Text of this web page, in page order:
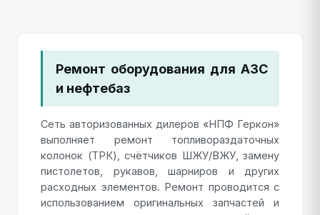
Ремонт оборудования для АЗС
и нефтебаз
Сеть авторизованных дилеров «НПФ Геркон»
выполняет ремонт топливораздаточных
колонок (ТРК), счётчиков ШЖУ/ВЖУ, замену
пистолетов, рукавов, шарниров и других
расходных элементов. Ремонт проводится с
использованием оригинальных запчастей и